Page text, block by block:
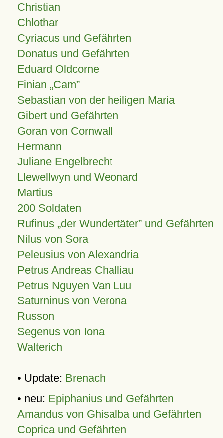
Christian
Chlothar
Cyriacus und Gefährten
Donatus und Gefährten
Eduard Oldcorne
Finian Cam
Sebastian von der heiligen Maria
Gibert und Gefährten
Goran von Cornwall
Hermann
Juliane Engelbrecht
Llewellwyn und Weonard
Martius
200 Soldaten
Rufinus „der Wundertäter” und Gefährten
Nilus von Sora
Peleusius von Alexandria
Petrus Andreas Challiau
Petrus Nguyen Van Luu
Saturninus von Verona
Russon
Segenus von Iona
Walterich
• Update: Brenach
• neu: Epiphanius und Gefährten
Amandus von Ghisalba und Gefährten
Coprica und Gefährten